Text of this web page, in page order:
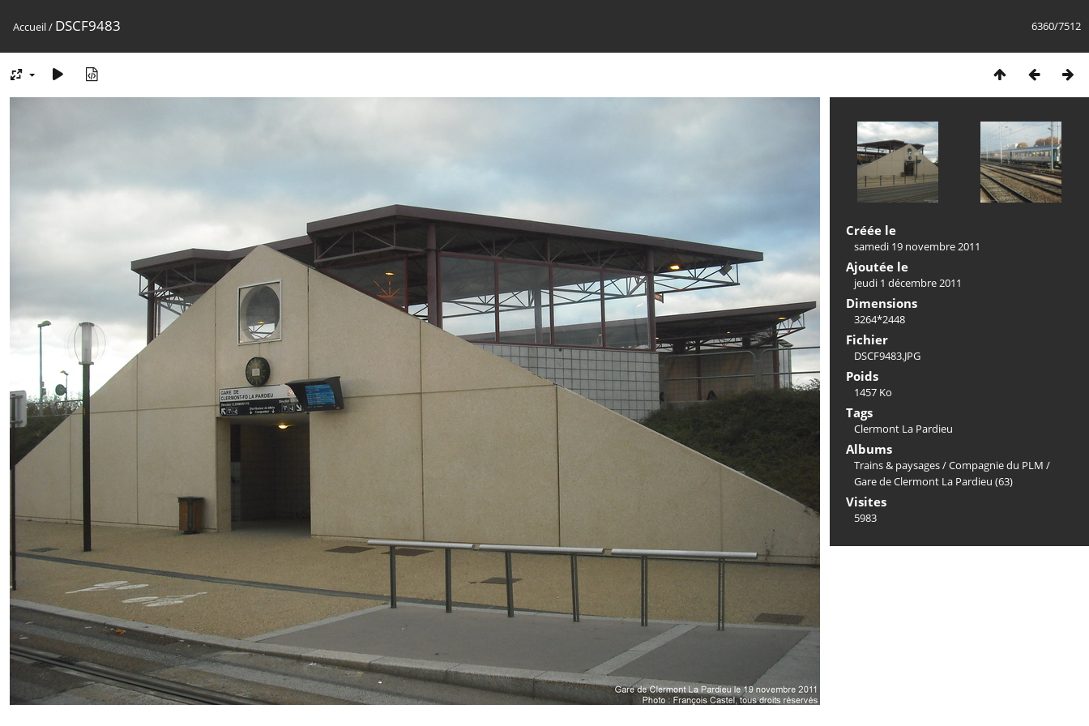
6360/7512
Accueil/ DSCF9483
Créée le
samedi 19 novembre 2011
Ajoutée le
jeudi 1 décembre 2011
Dimensions
3264*2448
Fichier
DSCF9483.JPG
Poids
1457 Ko
Tags
Clermont La Pardieu
Albums
Trains & paysages/Compagnie du PLM /
Gare de Clermont La Pardieu (63)
Visites
5983